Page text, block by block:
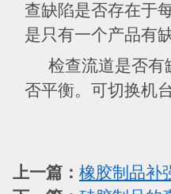
查缺陷是否存在于
是只有一个产品有
检查流道是否有
否平衡。可切换机
上一篇： 橡胶制品补